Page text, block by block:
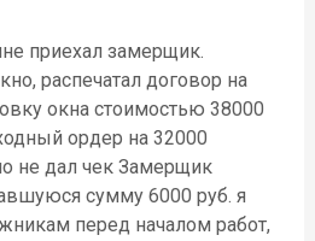
приехал замерщик.
распечатал договор на
окна стоимостью 38000
ордер на 32000
не дал чек Замерщик
сумму 6000 руб. я
перед началом работ,